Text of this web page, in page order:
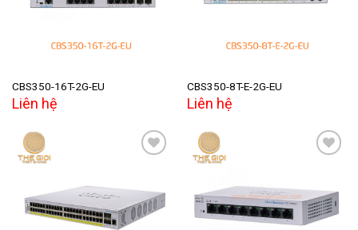
CBS350-16T-2G-EU
Liên hệ
CBS350-8T-E-2G-EU
Liên hệ
Add to
wishlist
Add to
wishlist